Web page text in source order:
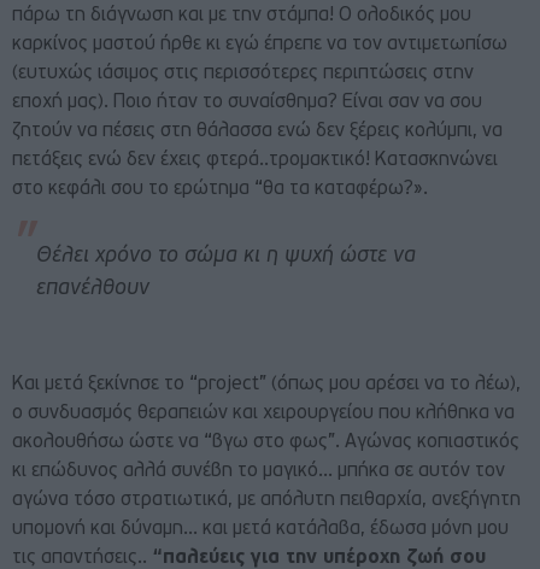
πάρω τη διάγνωση και με την στάμπα! Ο ολοδικός μου
καρκίνος μαστού ήρθε κι εγώ έπρεπε να τον αντιμετωπίσω
(ευτυχώς ιάσιμος στις περισσότερες περιπτώσεις στην
εποχή μας). Ποιο ήταν το συναίσθημα? Είναι σαν να σου
ζητούν να πέσεις στη θάλασσα ενώ δεν ξέρεις κολύμπι, να
πετάξεις ενώ δεν έχεις φτερά..τρομακτικό! Κατασκηνώνει
στο κεφάλι σου το ερώτημα “θα τα καταφέρω?».
Θέλει χρόνο το σώμα κι η ψυχή ώστε να
επανέλθουν
Και μετά ξεκίνησε το “project” (όπως μου αρέσει να το λέω),
ο συνδυασμός θεραπειών και χειρουργείου που κλήθηκα να
ακολουθήσω ώστε να “βγω στο φως”. Αγώνας κοπιαστικός
κι επώδυνος αλλά συνέβη το μαγικό… μπήκα σε αυτόν τον
αγώνα τόσο στρατιωτικά, με απόλυτη πειθαρχία, ανεξήγητη
υπομονή και δύναμη… και μετά κατάλαβα, έδωσα μόνη μου
τις απαντήσεις.. “παλεύεις για την υπέροχη ζωή σου